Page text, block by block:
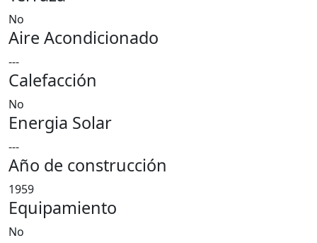
No
Aire Acondicionado
---
Calefacción
No
Energia Solar
---
Año de construcción
1959
Equipamiento
No